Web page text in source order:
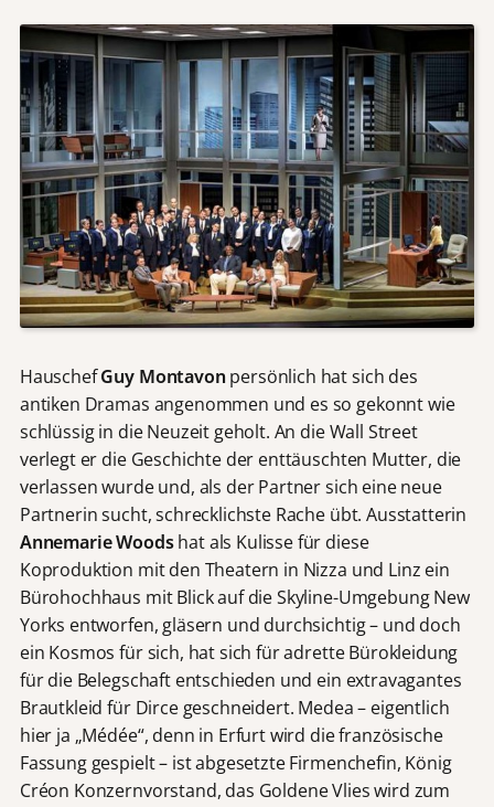
HauschefGuy Montavonpersönlich hat sich des
antiken Dramas angenommen und es so gekonnt wie
schlüssig in die Neuzeit geholt. An die Wall Street
verlegt er die Geschichte der enttäuschten Mutter, die
verlassen wurde und, als der Partner sich eine neue
Partnerin sucht, schrecklichste Rache übt. Ausstatterin
Annemarie Woodshat als Kulisse für diese
Koproduktion mit den Theatern in Nizza und Linz ein
Bürohochhaus mit Blick auf die Skyline-Umgebung New
Yorks entworfen, gläsern und durchsichtig – und doch
ein Kosmos für sich, hat sich für adrette Bürokleidung
für die Belegschaft entschieden und ein extravagantes
Brautkleid für Dirce geschneidert. Medea – eigentlich
hier ja „Médée“, denn in Erfurt wird die französische
Fassung gespielt – ist abgesetzte Firmenchefin, König
Créon Konzernvorstand, das Goldene Vlies wird zum